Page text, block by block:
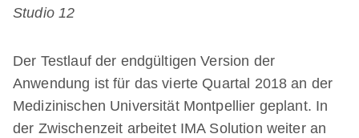
Studio 12
Der Testlauf der endgültigen Version der
Anwendung ist für das vierte Quartal 2018 an der
Medizinischen Universität Montpellier geplant. In
der Zwischenzeit arbeitet IMA Solution weiter an